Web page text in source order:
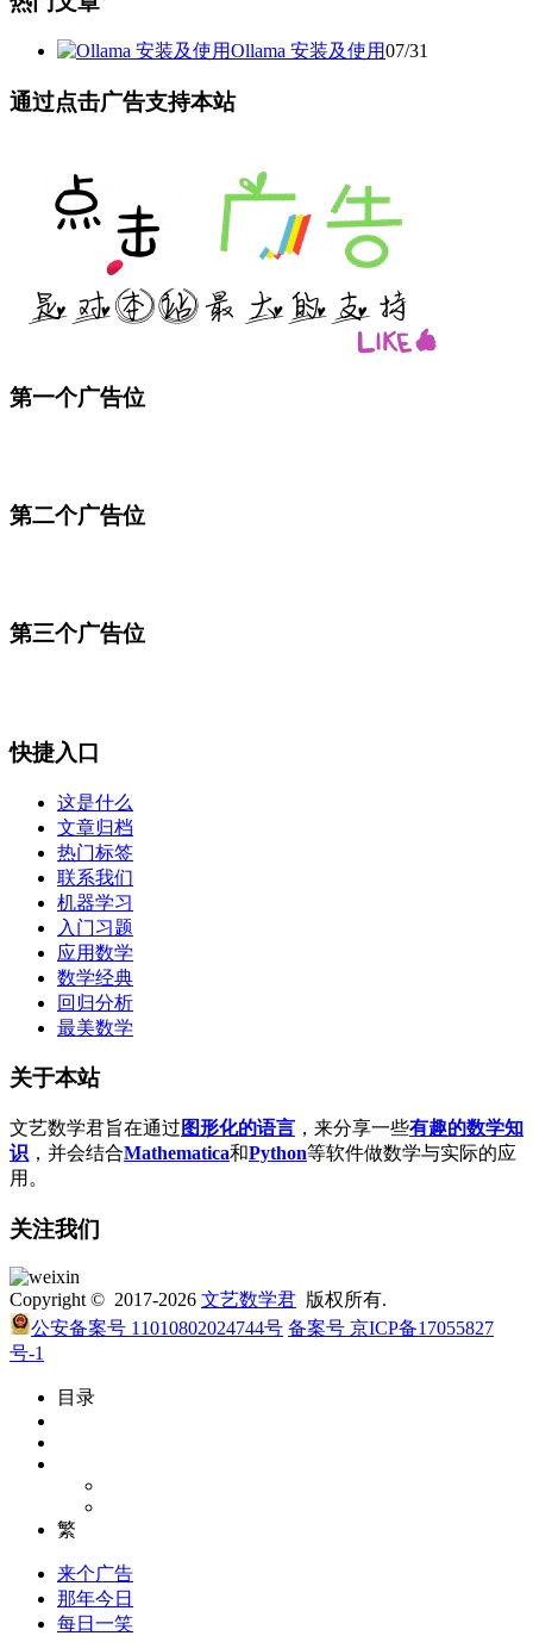
Ollama 安装及使用07/31
通过点击广告支持本站
第一个广告位
第二个广告位
第三个广告位
快捷入口
这是什么
文章归档
热门标签
联系我们
机器学习
入门习题
应用数学
数学经典
回归分析
最美数学
关于本站
文艺数学君旨在通过 图形化的语言 ，来分享一些有趣的数学知
识 ，并会结合Mathematica和Python等软件做数学与实际的应
用。
关注我们
Copyright © 2017-2026 文艺数学君 版权所有.
公安备案号 11010802024744号 备案号 京ICP备17055827
号-1
目录
繁
来个广告
那年今日
每日一笑